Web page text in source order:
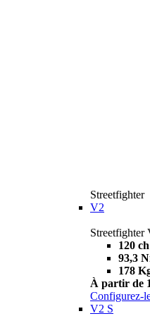
Streetfighter
V2
Streetfighter
120 ch
93,3
178
À partir de
Configurez-
V2 S